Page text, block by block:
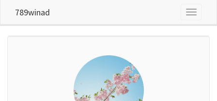
Toggle
789winad